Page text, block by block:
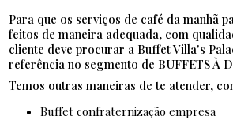
Para que os serviços de café da manhã
feitos de maneira adequada, com
cliente deve procurar a Buffet Villa's
referência no segmento de BUFFETS À
Temos outras maneiras de te atender,
buffet confraternização empresa